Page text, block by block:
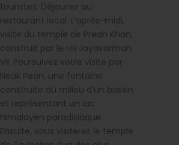
touristes. Déjeuner au
restaurant local. L’après-midi,
visite du temple de Preah Khan,
construit par le roi Jayavarman
VII. Poursuivez votre visite par
Neak Pean, une fontaine
construite au milieu d’un bassin
et représentant un lac
himalayen paradisiaque.
Ensuite, vous visiterez le temple